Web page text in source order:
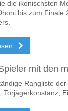
die ikonischsten
bis zum Finale
mit den
Rangliste
Torjägerkonstanz,